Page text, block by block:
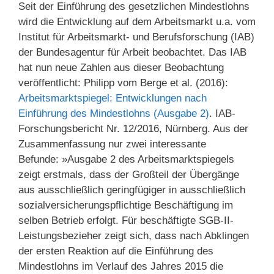
Seit der Einführung des gesetzlichen Mindestlohns
wird die Entwicklung auf dem Arbeitsmarkt u.a. vom
Institut für Arbeitsmarkt- und Berufsforschung (IAB)
der Bundesagentur für Arbeit beobachtet. Das IAB
hat nun neue Zahlen aus dieser Beobachtung
veröffentlicht: Philipp vom Berge et al. (2016):
Arbeitsmarktspiegel: Entwicklungen nach
Einführung des Mindestlohns (Ausgabe 2). IAB-
Forschungsbericht Nr. 12/2016, Nürnberg. Aus der
Zusammenfassung nur zwei interessante
Befunde: »Ausgabe 2 des Arbeitsmarktspiegels
zeigt erstmals, dass der Großteil der Übergänge
aus ausschließlich geringfügiger in ausschließlich
sozialversicherungspflichtige Beschäftigung im
selben Betrieb erfolgt. Für beschäftigte SGB-II-
Leistungsbezieher zeigt sich, dass nach Abklingen
der ersten Reaktion auf die Einführung des
Mindestlohns im Verlauf des Jahres 2015 die